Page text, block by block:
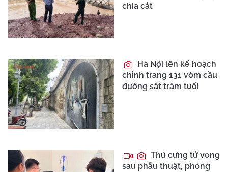
chia cắt
Hà Nội lên kế hoạch
chỉnh trang 131 vòm cầu
đường sắt trăm tuổi
Thú cưng tử vong
sau phẫu thuật, phòng